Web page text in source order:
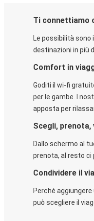
Ti connettiamo
Le possibilità sono
destinazioni in più
Comfort in
Goditi il wi-fi
per le gambe. I
apposta per
Scegli, prenota,
Dallo schermo al
prenota, al resto ci
Condividere il
Perché
può scegliere il